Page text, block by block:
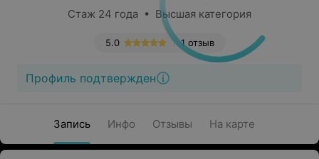
Стаж 24 года • Высшая категория
1 отзыв
5.0
Профиль подтвержден
Запись Инфо Отзывы На карте